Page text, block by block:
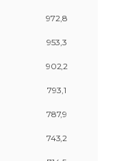
972,8
953,3
902,2
793,1
787,9
743,2